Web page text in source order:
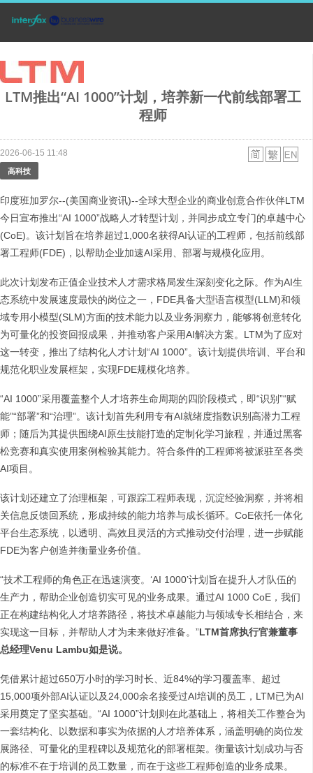
LTM推出“AI 1000”计划，培养新一代前线部署工
程师
2026-06-15 11:48
高科技
印度班加罗尔--(美国商业资讯)--全球大型企业的商业创意合作伙伴LTM
今日宣布推出“AI 1000”战略人才转型计划，并同步成立专门的卓越中心
(CoE)。该计划旨在培养超过1,000名获得AI认证的工程师，包括前线部
署工程师(FDE)，以帮助企业加速AI采用、部署与规模化应用。
此次计划发布正值企业技术人才需求格局发生深刻变化之际。作为AI生
态系统中发展速度最快的岗位之一，FDE具备大型语言模型(LLM)和领
域专用小模型(SLM)方面的技术能力以及业务洞察力，能够将创意转化
为可量化的投资回报成果，并推动客户采用AI解决方案。LTM为了应对
这一转变，推出了结构化人才计划“AI 1000”。该计划提供培训、平台和
规范化职业发展框架，实现FDE规模化培养。
“AI 1000”采用覆盖整个人才培养生命周期的四阶段模式，即“识别”“赋
能”“部署”和“治理”。该计划首先利用专有AI就绪度指数识别高潜力工程
师；随后为其提供围绕AI原生技能打造的定制化学习旅程，并通过黑客
松竞赛和真实使用案例检验其能力。符合条件的工程师将被派驻至各类
AI项目。
该计划还建立了治理框架，可跟踪工程师表现，沉淀经验洞察，并将相
关信息反馈回系统，形成持续的能力培养与成长循环。CoE依托一体化
平台生态系统，以透明、高效且灵活的方式推动交付治理，进一步赋能
FDE为客户创造并衡量业务价值。
“技术工程师的角色正在迅速演变。‘AI 1000’计划旨在提升人才队伍的
生产力，帮助企业创造切实可见的业务成果。通过AI 1000 CoE，我们
正在构建结构化人才培养路径，将技术卓越能力与领域专长相结合，来
实现这一目标，并帮助人才为未来做好准备。”LTM首席执行官兼董事
总经理Venu Lambu如是说。
凭借累计超过650万小时的学习时长、近84%的学习覆盖率、超过
15,000项外部AI认证以及24,000余名接受过AI培训的员工，LTM已为AI
采用奠定了坚实基础。“AI 1000”计划则在此基础上，将相关工作整合为
一套结构化、以数据和事实为依据的人才培养体系，涵盖明确的岗位发
展路径、可量化的里程碑以及规范化的部署框架。衡量该计划成功与否
的标准不在于培训的员工数量，而在于这些工程师创造的业务成果。